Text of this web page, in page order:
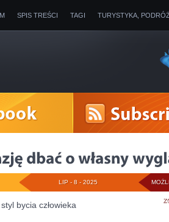
SPIS TREŚCI TAGI TURYSTYKA,
LIP - 8 - 2025
bycia człowieka